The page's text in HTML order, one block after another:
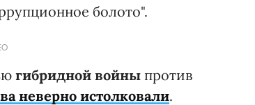
болото".
гибридной войны против
неверно истолковали.